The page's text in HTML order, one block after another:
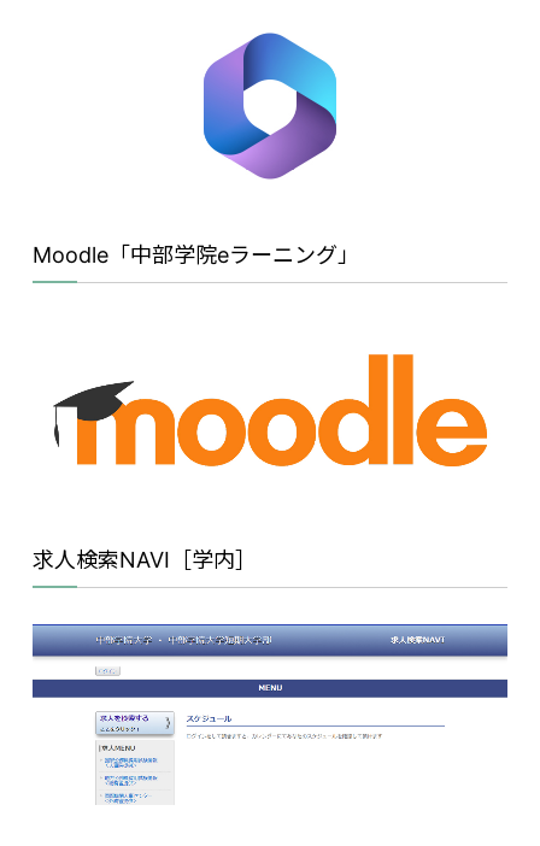
Moodle「中部学院eラーニング」
求人検索NAVI［学内］